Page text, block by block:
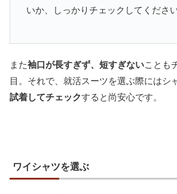
いか、しっかりチェックしてください
また袖口が長すぎず、短すぎないことも
目。それで、就活スーツを選ぶ際にはシ
試着してチェックすると尚安心です。
ワイシャツを選ぶ